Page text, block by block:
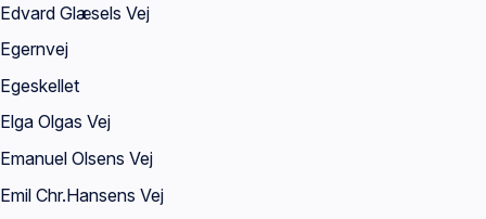
Edvard Glæsels Vej
Egernvej
Egeskellet
Elga Olgas Vej
Emanuel Olsens Vej
Emil Chr.Hansens Vej